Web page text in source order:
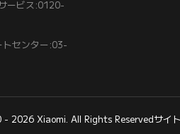
ービス:0120-
トセンター:03-
2026 Xiaomi. All Rights Reserved サイ